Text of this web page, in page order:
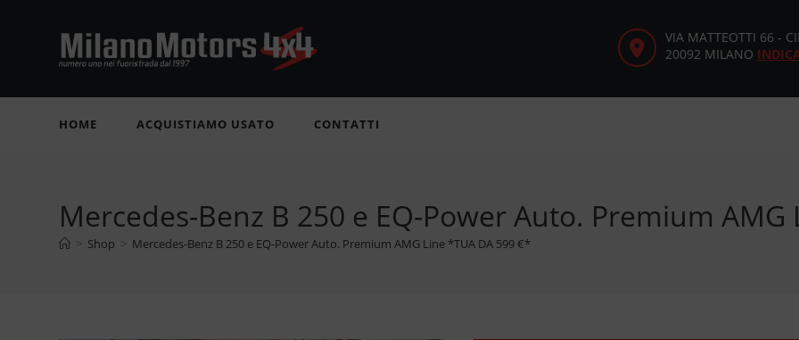
VIA MATTEOTTI 66 -
20092 MILANO
HOME ACQUISTIAMO USATO CONTATTI
Mercedes-Benz B 250 e EQ-Power Auto. Premium
> Shop > Mercedes-Benz B 250 e EQ-Power Auto. Premium AMG Line *TUA DA 599 €*